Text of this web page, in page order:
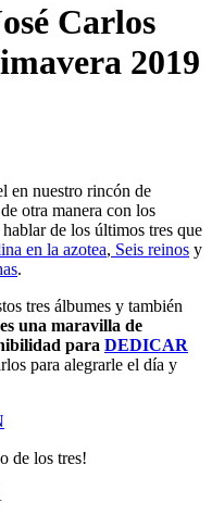
Carlos
2019
en nuestro rincón de
otra manera con los
de los últimos tres que
en la azotea, Seis reinos y
.
tres álbumes y también
una maravilla de
para DEDICAR
para alegrarle el día y
de los tres!